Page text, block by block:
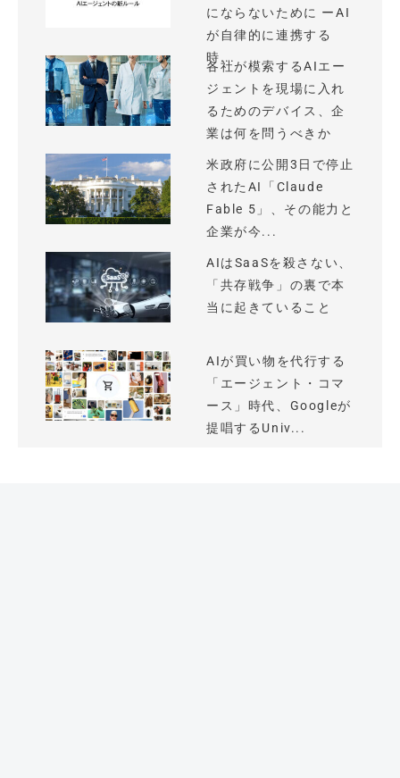
にならないために ーAI
が自律的に連携する
時...
各社が模索するAIエー
ジェントを現場に入れ
るためのデバイス、企
業は何を問うべきか
米政府に公開3日で停止
されたAI「Claude
Fable 5」、その能力と
企業が今...
AIはSaaSを殺さない、
「共存戦争」の裏で本
当に起きていること
AIが買い物を代行する
「エージェント・コマ
ース」時代、Googleが
提唱するUniv...